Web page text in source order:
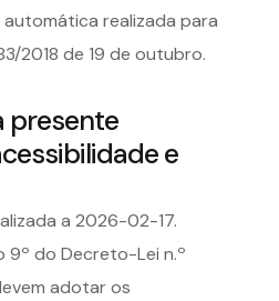
realizada para
2018 de 19 de outubro.
presente
e
a 2026-02-17.
do Decreto-Lei n.º
adotar os